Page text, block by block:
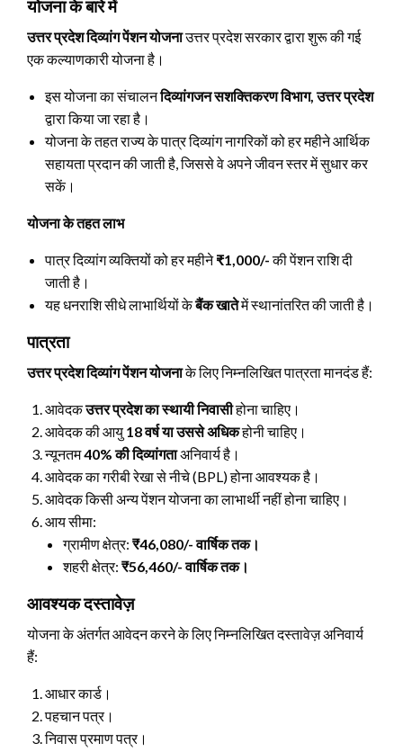
योजना के बारे में
उत्तर प्रदेश दिव्यांग पेंशन योजनाउत्तर प्रदेश सरकार द्वारा शुरू की गई
एक कल्याणकारी योजना है।
इस योजना का संचालनदिव्यांगजन सशक्तिकरण विभाग, उत्तर प्रदेश
द्वारा किया जा रहा है।
योजना के तहत राज्य के पात्र दिव्यांग नागरिकों को हर महीने आर्थिक
सहायता प्रदान की जाती है, जिससे वे अपने जीवन स्तर में सुधार कर
सकें।
योजना के तहत लाभ
पात्र दिव्यांग व्यक्तियों को हर महीने₹1,000/-की पेंशन राशि दी
जाती है।
यह धनराशि सीधे लाभार्थियों केबैंक खातेमें स्थानांतरित की जाती है।
पात्रता
उत्तर प्रदेश दिव्यांग पेंशन योजनाके लिए निम्नलिखित पात्रता मानदंड हैं:
आवेदकउत्तर प्रदेश का स्थायी निवासीहोना चाहिए।
आवेदक की आयु 18 वर्ष या उससे अधिकहोनी चाहिए।
न्यूनतम40% की दिव्यांगताअनिवार्य है।
आवेदक का गरीबी रेखा से नीचे (BPL) होना आवश्यक है।
आवेदक किसी अन्य पेंशन योजना का लाभार्थी नहीं होना चाहिए।
आय सीमा:
ग्रामीण क्षेत्र: ₹46,080/- वार्षिक तक।
शहरी क्षेत्र: ₹56,460/- वार्षिक तक।
आवश्यक दस्तावेज़
योजना के अंतर्गत आवेदन करने के लिए निम्नलिखित दस्तावेज़ अनिवार्य
हैं:
आधार कार्ड।
पहचान पत्र।
निवास प्रमाण पत्र।